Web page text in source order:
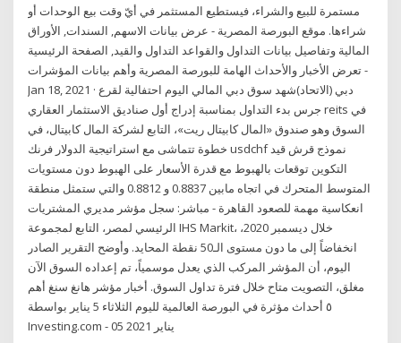
مستمرة للبيع والشراء، فيستطيع المستثمر في أيّ وقت بيع الوحدات أو
شراءها. موقع البورصة المصرية - عرض بيانات الاسهم, السندات, الأوراق
المالية وتفاصيل بيانات التداول والقواعد التداول والقيد, الصفحة الرئيسية
- تعرض الأخبار والأحداث الهامة للبورصة المصرية وأهم بيانات المؤشرات
Jan 18, 2021 · دبي (الاتحاد)شهد سوق دبي المالي اليوم احتفالية لقرع
جرس بدء التداول بمناسبة إدراج أول صناديق الاستثمار العقاري reits في
السوق وهو صندوق «المال كابيتال ريت»، التابع لشركة المال كابيتال، في
خطوة تتماشى مع استراتيجية الدولار فرنك usdchf نموذج قرش قيد
التكوين توقعات بالهبوط مع قدرة الأسعار على الهبوط دون مستويات
المتوسط المتحرك في اتجاه مابين 0.8837 و 0.8812 والتي ستمثل منطقة
انعكاسية مهمة للصعود القاهرة - مباشر: سجل مؤشر مديري المشتريات
الرئيسي لمصر، التابع لمجموعة IHS Markit، خلال ديسمبر 2020،
انخفاضاً إلى ما دون مستوى الـ50 نقطة المحايد. وأوضح التقرير الصادر
اليوم، أن المؤشر المركب الذي يعدل موسمياً، تم إعداده السوق الآن
مغلق، التصويت متاح خلال فترة تداول السوق. أخبار مؤشر هانغ سنغ أهم
٥ أحداث مؤثرة في البورصة العالمية لليوم الثلاثاء 5 يناير بواسطة
Investing.com - 05 يناير 2021